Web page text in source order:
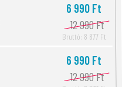
6 990 Ft
12 990 Ft
Bruttó: 8 877 Ft
6 990 Ft
12 990 Ft